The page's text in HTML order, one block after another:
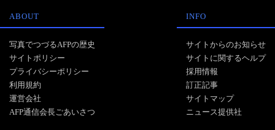
ABOUT
写真でつづるAFPの歴史
サイトポリシー
プライバシーポリシー
利用規約
運営会社
AFP通信会長ごあいさつ
INFO
サイトからのお知らせ
サイトに関するヘルプ
採用情報
訂正記事
サイトマップ
ニュース提供社